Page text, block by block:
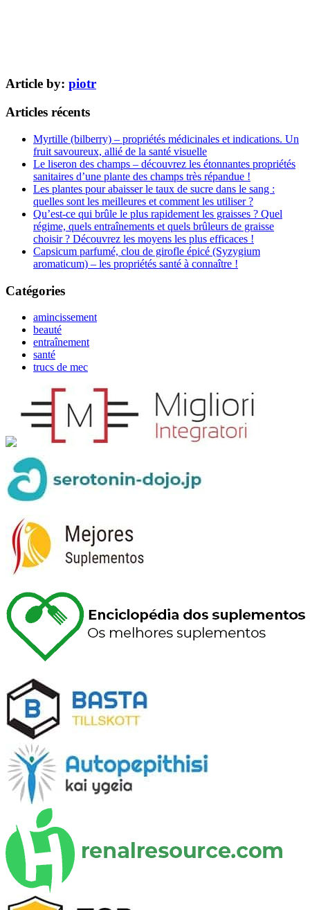
Article by: piotr
Articles récents
Myrtille (bilberry) – propriétés médicinales et indications. Un
fruit savoureux, allié de la santé visuelle
Le liseron des champs – découvrez les étonnantes propriétés
sanitaires d’une plante des champs très répandue !
Les plantes pour abaisser le taux de sucre dans le sang :
quelles sont les meilleures et comment les utiliser ?
Qu’est-ce qui brûle le plus rapidement les graisses ? Quel
régime, quels entraînements et quels brûleurs de graisse
choisir ? Découvrez les moyens les plus efficaces !
Capsicum parfumé, clou de girofle épicé (Syzygium
aromaticum) – les propriétés santé à connaître !
Catégories
amincissement
beauté
entraînement
santé
trucs de mec